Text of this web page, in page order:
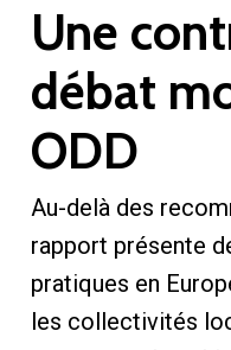
Une
débat
ODD
Au-delà des
rapport présente
pratiques en
les collectivités